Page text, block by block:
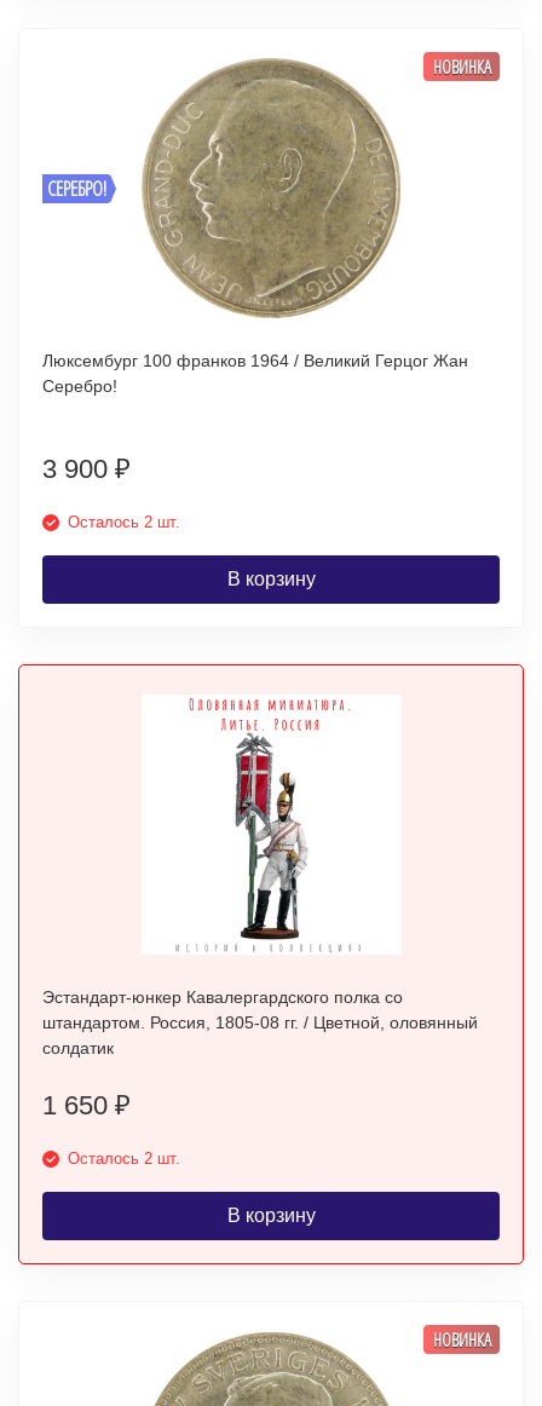
СЕРЕБРО!
НОВИНКА
Люксембург 100 франков 1964 / Великий Герцог Жан
Серебро!
3 900 ₽
Осталось 2 шт.
В корзину
Эстандарт-юнкер Кавалергардского полка со
штандартом. Россия, 1805-08 гг. / Цветной, оловянный
солдатик
1 650 ₽
Осталось 2 шт.
В корзину
НОВИНКА